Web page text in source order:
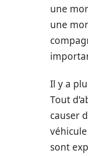
une
une
Il y a
Tout
causer
sont